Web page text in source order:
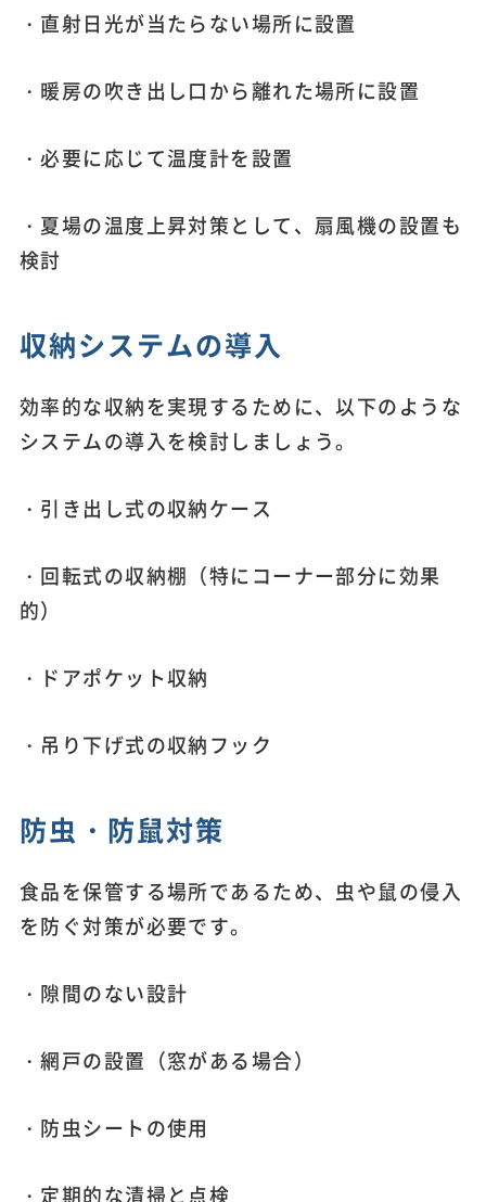
・直射日光が当たらない場所に設置
・暖房の吹き出し口から離れた場所に設置
・必要に応じて温度計を設置
・夏場の温度上昇対策として、扇風機の設置も
検討
収納システムの導入
効率的な収納を実現するために、以下のような
システムの導入を検討しましょう。
・引き出し式の収納ケース
・回転式の収納棚（特にコーナー部分に効果
的）
・ドアポケット収納
・吊り下げ式の収納フック
防虫・防鼠対策
食品を保管する場所であるため、虫や鼠の侵入
を防ぐ対策が必要です。
・隙間のない設計
・網戸の設置（窓がある場合）
・防虫シートの使用
・定期的な清掃と点検